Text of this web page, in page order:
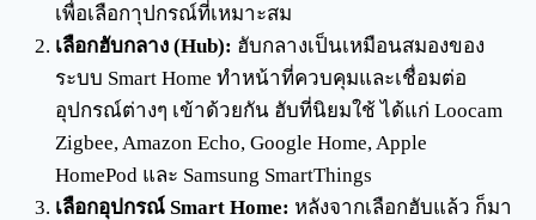
เพื่อเลือกาุปกรณ์ที่เหมาะสม
เลือกฮับกลาง (Hub): ฮับกลางเป็นเหมือนสมองของ
ระบบ Smart Home ทำหน้าที่ควบคุมและเชื่อมต่อ
อุปกรณ์ต่างๆ เข้าด้วยกัน ฮับที่นิยมใช้ ได้แก่ Loocam
Zigbee, Amazon Echo, Google Home, Apple
HomePod และ Samsung SmartThings
เลือกอุปกรณ์ Smart Home: หลังจากเลือกฮับแล้ว ก็มา